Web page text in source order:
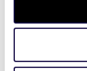
zmienić lub
i reklam, aby
Promenade
of Music
Square (a
*
outside the